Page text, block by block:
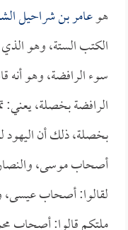
هوعامر بن شراحيل
الكتب الستة، وهو
سوء الرافضة، وهو أنه
الرافضة بخصلة، يعني:
بخصلة، ذلك أن اليهود
أصحاب موسى،
لقالوا: أصحاب عيسى،